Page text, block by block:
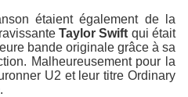
étaient également de la
Taylor Swift qui était
bande originale grâce à sa
. Malheureusement pour la
U2 et leur titre Ordinary